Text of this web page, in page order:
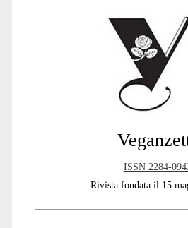
ISSN 2284-
Rivista fondata il 15